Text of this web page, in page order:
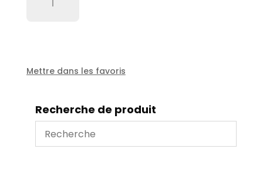
500mm
de
recyclage
Mettre dans les favoris
Recherche de produit